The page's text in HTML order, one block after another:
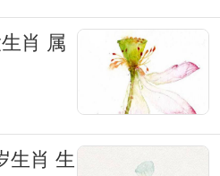
肖 属
肖 生